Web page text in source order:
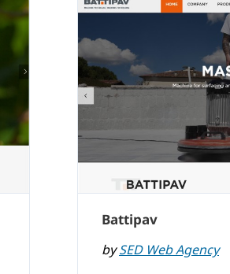
Battipav
bySED Web Agency